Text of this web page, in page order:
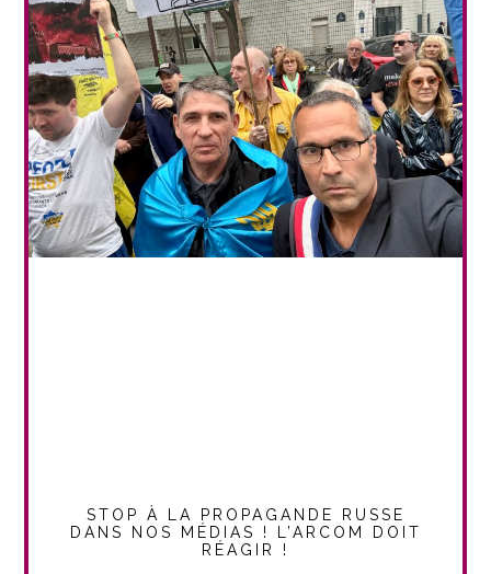
STOP À LA PROPAGANDE RUSSE
DANS NOS MÉDIAS ! L’ARCOM DOIT
RÉAGIR !